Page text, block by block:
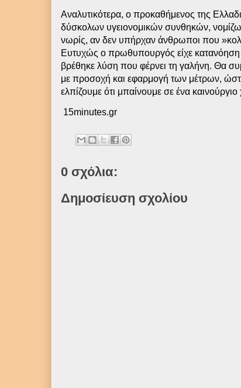
Αναλυτικότερα, ο προκαθήμενος της
δύσκολων υγειονομικών συνθηκών, νομίζω
νωρίς, αν δεν υπήρχαν άνθρωποι που
Ευτυχώς ο πρωθυπουργός είχε κατανόηση
βρέθηκε λύση που φέρνει τη γαλήνη. Θα
με προσοχή και εφαρμογή των μέτρων,
ελπίζουμε ότι μπαίνουμε σε ένα
15minutes.gr
0 σχόλια:
Δημοσίευση σχολίου